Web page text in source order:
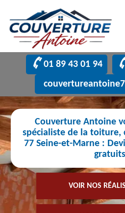
01 89 43 01 94
Couverture Antoine
spécialiste de la toiture,
77 Seine-et-Marne :
gratuits
VOIR NOS